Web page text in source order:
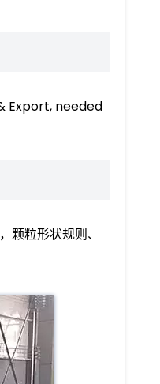
Export, needed
颗粒形状规则、